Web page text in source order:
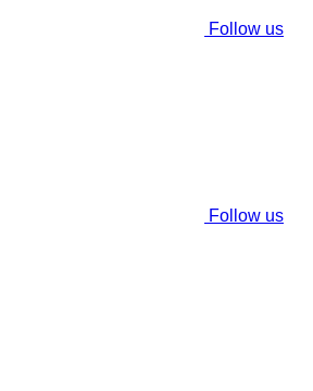
Follow us
Follow us